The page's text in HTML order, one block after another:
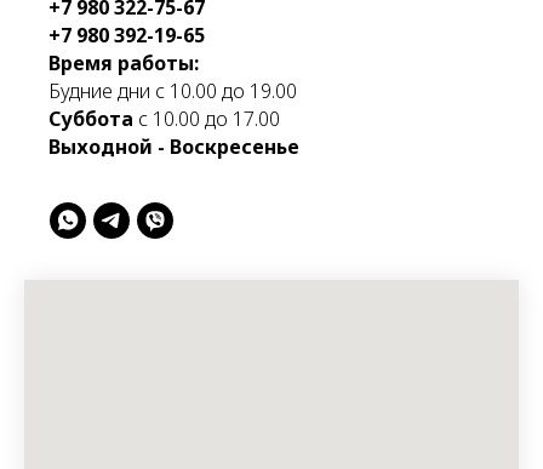
+7 980 322-75-67
+7 980 392-19-65
Время работы:
Будние дни с 10.00 до 19.00
Суббота с 10.00 до 17.00
Выходной - Воскресенье